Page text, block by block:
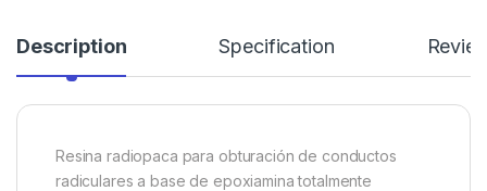
Description Specification
Resina radiopaca para obturación de conductos
radiculares a base de epoxiamina totalmente